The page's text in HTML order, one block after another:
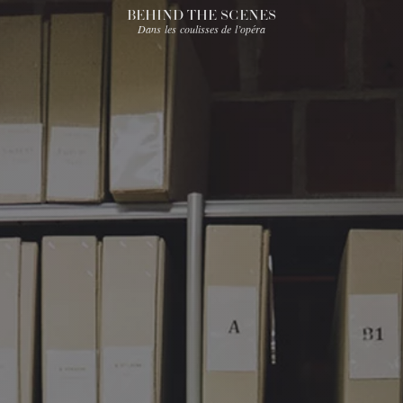
BEHIND THE SCENES
Dans les coulisses de l’opéra